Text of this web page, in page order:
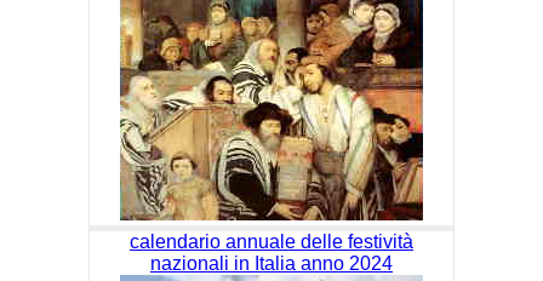
calendario annuale delle festività
nazionali in Italia anno 2024